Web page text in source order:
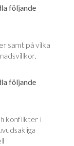
följande
samt på vilka
följande
konflikter i